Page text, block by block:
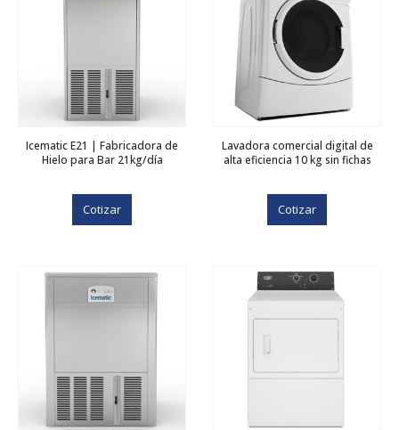
Icematic E21 | Fabricadora de
Hielo para Bar 21kg/día
Cotizar
Lavadora comercial digital de
alta eficiencia 10 kg sin fichas
Cotizar